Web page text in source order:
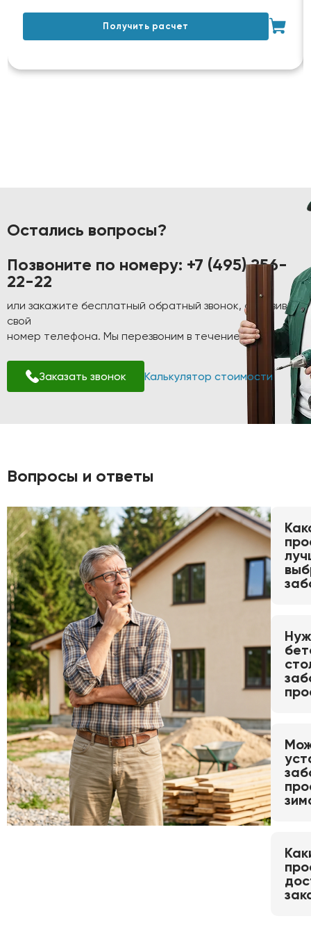
Получить расчет
Остались вопросы?
Позвоните по номеру: +7 (495) 256-
22-22
или закажите бесплатный обратный звонок, оставив
свой
номер телефона. Мы перезвоним в течение 1-2 минут!
Заказать звонок Калькулятор стоимости
Вопросы и ответы